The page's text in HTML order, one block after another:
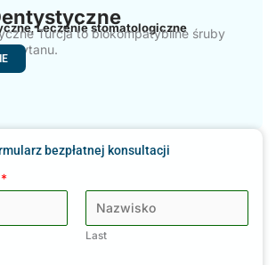
,Leczenie stomatologiczne
Turcja to biokompatybilne śruby
tytanu.
bezpłatnej konsultacji
*
Last